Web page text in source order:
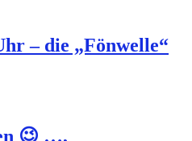
– die „Fönwelle“
😉 …,